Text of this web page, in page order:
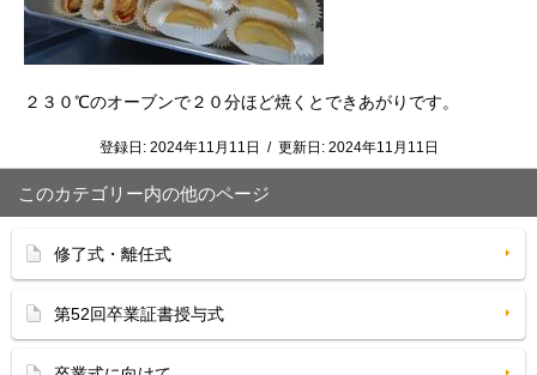
２３０℃のオーブンで２０分ほど焼くとできあがりです。
登録日: 2024年11月11日 / 更新日: 2024年11月11日
このカテゴリー内の他のページ
修了式・離任式
第52回卒業証書授与式